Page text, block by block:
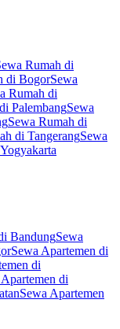
Rumah di
di BogorSewa
Rumah di
PalembangSewa
Sewa Rumah di
di TangerangSewa
BandungSewa
Sewa Apartemen di
di
di
Sewa Apartemen